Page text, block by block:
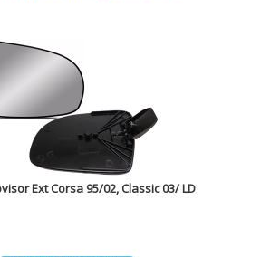
Ext Corsa 95/02, Classic 03/ LD